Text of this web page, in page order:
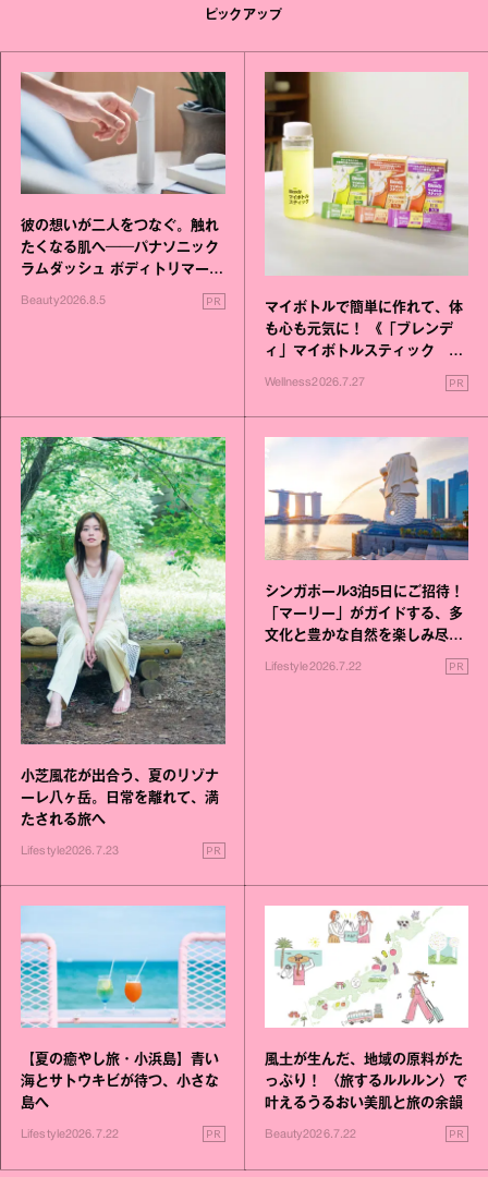
ピックアップ
彼の想いが二人をつなぐ。触れ
たくなる肌へ──パナソニック
ラムダッシュ ボディトリマーが
Beauty2026.8.5 PR
マイボトルで簡単に作れて、体
も心も元気に！ 《「ブレンデ
ィ」マイボトルスティック い
いこと毎日》シリーズが誕生
Wellness2026.7.27 PR
小芝風花が出合う、夏のリゾナ
ーレ八ヶ岳。日常を離れて、満
たされる旅へ
Lifestyle2026.7.23 PR
シンガポール3泊5日にご招待！
「マーリー」がガイドする、多
文化と豊かな自然を楽しみ尽く
Lifestyle2026.7.22 PR
【夏の癒やし旅・小浜島】青い
海とサトウキビが待つ、小さな
島へ
Lifestyle2026.7.22 PR
風土が生んだ、地域の原料がた
っぷり！ 〈旅するルルルン〉で
叶えるうるおい美肌と旅の余韻
Beauty2026.7.22 PR